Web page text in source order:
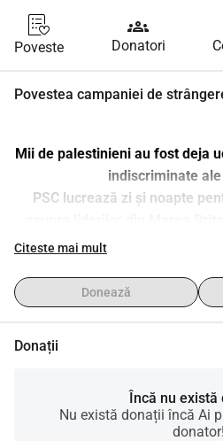
Poveste
groups
Donatori
Povestea campaniei de
Mii de palestinieni au fost deja
indiscriminate
PSC lucrează zi și noapte
armistițiu permanent. Costurile
răspunsului nostru
Citeste mai mult
Donează
Donații
Încă nu există
Nu există donații încă Ai
donator!